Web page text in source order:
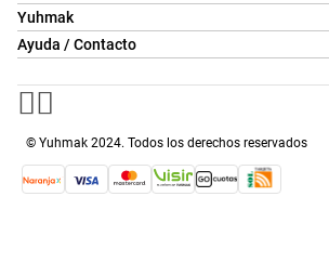
Yuhmak
Ayuda / Contacto
© Yuhmak 2024. Todos los derechos reservados